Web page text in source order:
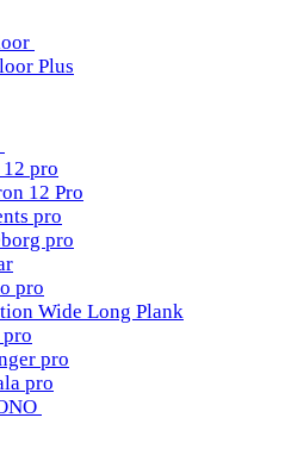
Plus
12 pro
12 Pro
pro
pro
pro
Wide Long Plank
pro
pro
pro